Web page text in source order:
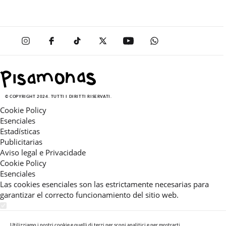
© COPYRIGHT 2024. TUTTI I DIRITTI RISERVATI.
Cookie Policy
Esenciales
Estadísticas
Publicitarias
Aviso legal e Privacidade
Cookie Policy
Esenciales
Las cookies esenciales son las estrictamente necesarias para
garantizar el correcto funcionamiento del sitio web.
Utilizziamo i nostri cookie e quelli di terzi per scopi analitici e per mostrarti